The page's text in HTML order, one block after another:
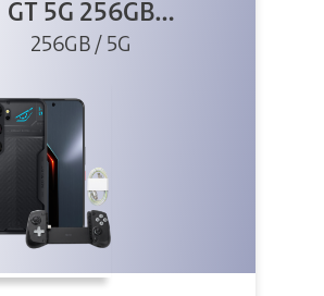
GT 5G 256GB
Negro + GPAD +
256GB / 5G